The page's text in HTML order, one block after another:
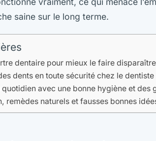
saine sur le long terme.
dentaire pour mieux le faire disparaître
dents en toute sécurité chez le dentiste
quotidien avec une bonne hygiène et des
remèdes naturels et fausses bonnes